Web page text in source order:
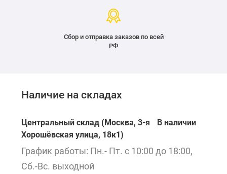
Сбор и отправка заказов по всей
РФ
Наличие на складах
Центральный склад (Москва, 3-я
Хорошёвская улица, 18к1)
В наличии
График работы: Пн.- Пт. с 10:00 до 18:00,
Сб.-Вс. выходной